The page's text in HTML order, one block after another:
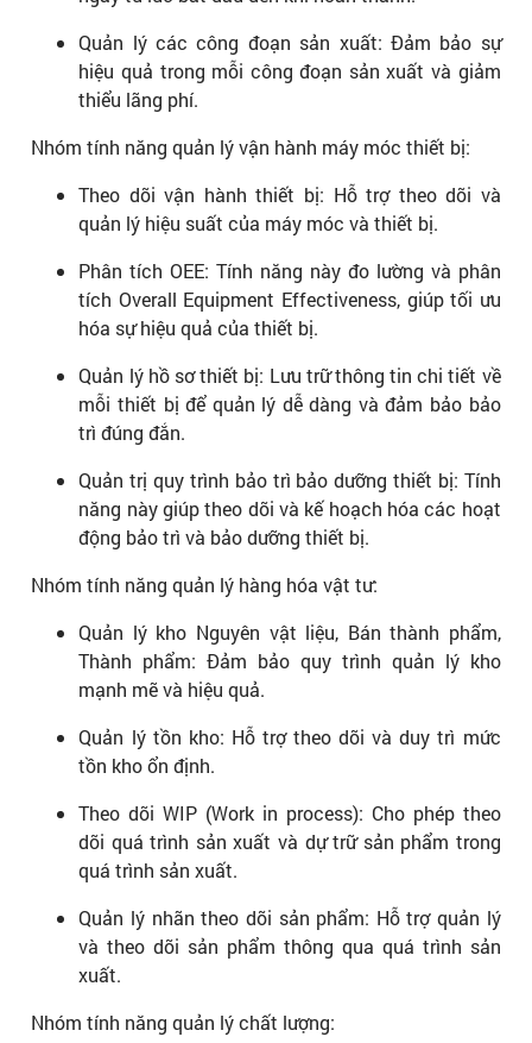
Quản lý các công đoạn sản xuất: Đảm bảo sự
hiệu quả trong mỗi công đoạn sản xuất và giảm
thiểu lãng phí.
Nhóm tính năng quản lý vận hành máy móc thiết bị:
Theo dõi vận hành thiết bị: Hỗ trợ theo dõi và
quản lý hiệu suất của máy móc và thiết bị.
Phân tích OEE: Tính năng này đo lường và phân
tích Overall Equipment Effectiveness, giúp tối ưu
hóa sự hiệu quả của thiết bị.
Quản lý hồ sơ thiết bị: Lưu trữ thông tin chi tiết về
mỗi thiết bị để quản lý dễ dàng và đảm bảo bảo
trì đúng đắn.
Quản trị quy trình bảo trì bảo dưỡng thiết bị: Tính
năng này giúp theo dõi và kế hoạch hóa các hoạt
động bảo trì và bảo dưỡng thiết bị.
Nhóm tính năng quản lý hàng hóa vật tư:
Quản lý kho Nguyên vật liệu, Bán thành phẩm,
Thành phẩm: Đảm bảo quy trình quản lý kho
mạnh mẽ và hiệu quả.
Quản lý tồn kho: Hỗ trợ theo dõi và duy trì mức
tồn kho ổn định.
Theo dõi WIP (Work in process): Cho phép theo
dõi quá trình sản xuất và dự trữ sản phẩm trong
quá trình sản xuất.
Quản lý nhãn theo dõi sản phẩm: Hỗ trợ quản lý
và theo dõi sản phẩm thông qua quá trình sản
xuất.
Nhóm tính năng quản lý chất lượng: